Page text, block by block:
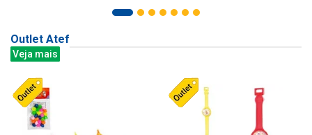
Outlet Atef
Veja mais